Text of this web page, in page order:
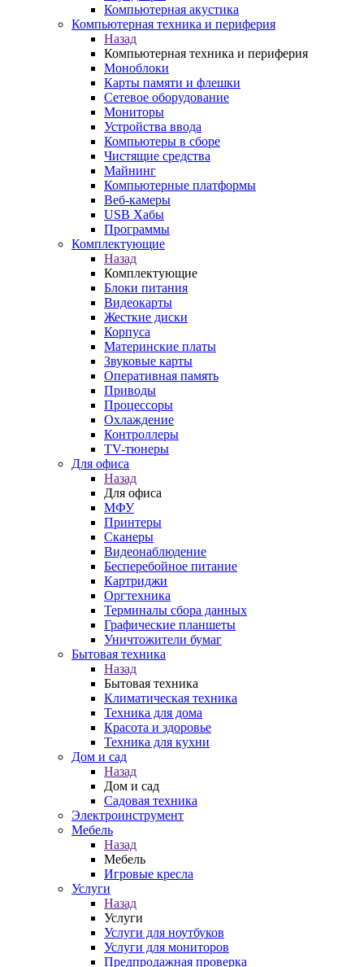
Компьютерная акустика
Компьютерная техника и периферия
Назад
Компьютерная техника и периферия
Моноблоки
Карты памяти и флешки
Сетевое оборудование
Мониторы
Устройства ввода
Компьютеры в сборе
Чистящие средства
Майнинг
Компьютерные платформы
Веб-камеры
USB Хабы
Программы
Комплектующие
Назад
Комплектующие
Блоки питания
Видеокарты
Жесткие диски
Корпуса
Материнские платы
Звуковые карты
Оперативная память
Приводы
Процессоры
Охлаждение
Контроллеры
TV-тюнеры
Для офиса
Назад
Для офиса
МФУ
Принтеры
Сканеры
Видеонаблюдение
Бесперебойное питание
Картриджи
Оргтехника
Терминалы сбора данных
Графические планшеты
Уничтожители бумаг
Бытовая техника
Назад
Бытовая техника
Климатическая техника
Техника для дома
Красота и здоровье
Техника для кухни
Дом и сад
Назад
Дом и сад
Садовая техника
Электроинструмент
Мебель
Назад
Мебель
Игровые кресла
Услуги
Назад
Услуги
Услуги для ноутбуков
Услуги для мониторов
Предпродажная проверка